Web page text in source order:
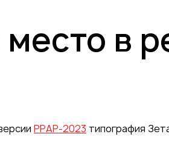
в
РРАР-2023 типография